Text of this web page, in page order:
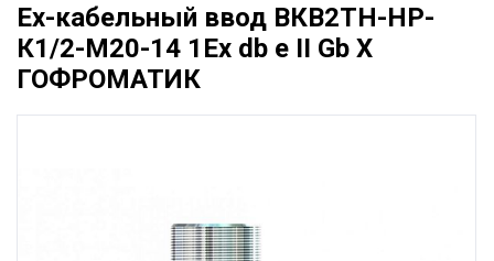
Ех-кабельный ввод ВКВ2ТН-НР-
К1/2-М20-14 1Ex db e II Gb X
ГОФРОМАТИК